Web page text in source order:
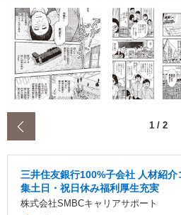
1 / 2
三井住友銀行100%子会社 人材紹
集土日・祝日休み福利厚生充実
株式会社SMBCキャリアサポート